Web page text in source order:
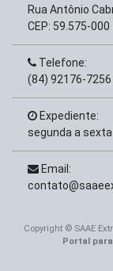
Rua Antônio
CEP: 59.575-000
Telefone:
(84) 92176-
Expediente:
segunda a
Email:
Copyright © SAAE
Portal